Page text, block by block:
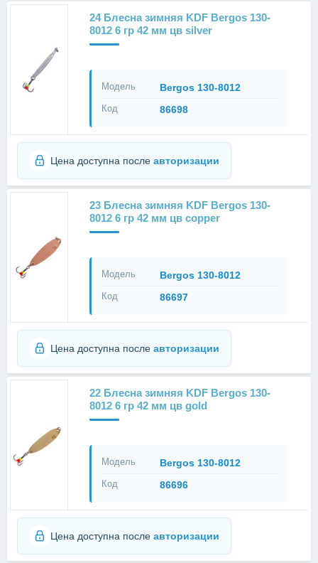
24 Блесна зимняя KDF Bergos 130-
8012 6 гр 42 мм цв silver
Модель Bergos 130-8012
Код 86698
Цена доступна после авторизации
23 Блесна зимняя KDF Bergos 130-
8012 6 гр 42 мм цв copper
Модель Bergos 130-8012
Код 86697
Цена доступна после авторизации
22 Блесна зимняя KDF Bergos 130-
8012 6 гр 42 мм цв gold
Модель Bergos 130-8012
Код 86696
Цена доступна после авторизации